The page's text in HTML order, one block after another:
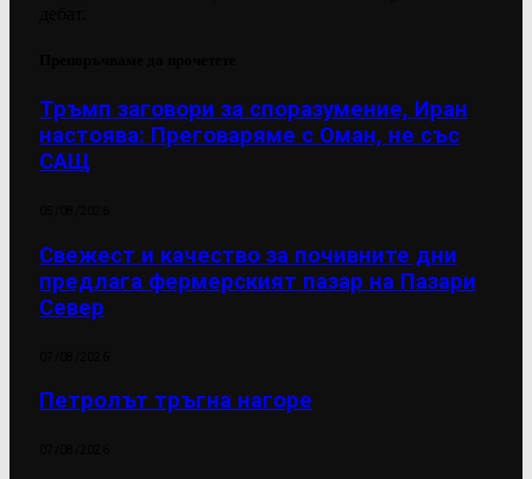
Тръмп заговори за споразумение, Иран
настоява: Преговаряме с Оман, не със
САЩ
Свежест и качество за почивните дни
предлага фермерският пазар на Пазари
Север
Петролът тръгна нагоре